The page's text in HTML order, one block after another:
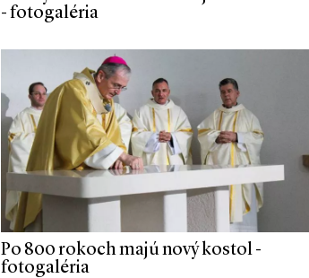
- fotogaléria
Po 800 rokoch majú nový kostol -
fotogaléria